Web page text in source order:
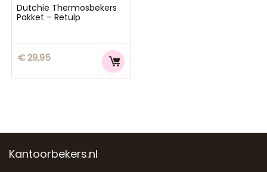
Dutchie Thermosbekers
Pakket – Retulp
€29,95
Kantoorbekers.nl